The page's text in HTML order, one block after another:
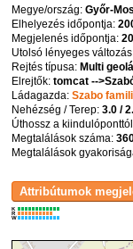
Megye/ország:Győr-
Elhelyezés időpontja:
Megjelenés időpontja:
Utolsó lényeges
Rejtés típusa: Multi
Elrejtők:tomcat --
Ládagazda:Szabo
Nehézség / Terep:3.0 /
Úthossz a
Megtalálások száma:
Megtalálások
K
R
W